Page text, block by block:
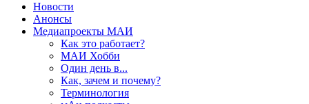
Новости
Анонсы
Медиапроекты МАИ
Как это работает?
МАИ Хобби
Один день в...
Как, зачем и почему?
Терминология